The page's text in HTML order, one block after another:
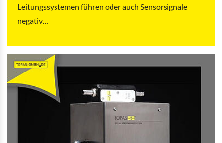
Leitungssystemen führen oder auch Sensorsignale
negativ…